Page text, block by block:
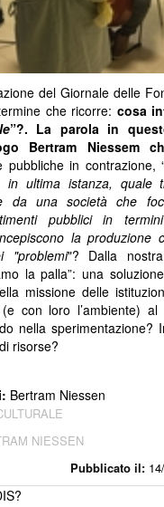
Pubblicato il:
del Giornale delle
che ricorre: cosa
”?. La parola in
Bertram Niessem
pubbliche in contrazione,
in ultima istanza, quale
da una società che
pubblici in
la produzione
"problemi"? Dalla
la palla”: una
missione delle
con loro l’ambiente) al
nella sperimentazione?
risorse?
Bertram Niessen
NIESSEN